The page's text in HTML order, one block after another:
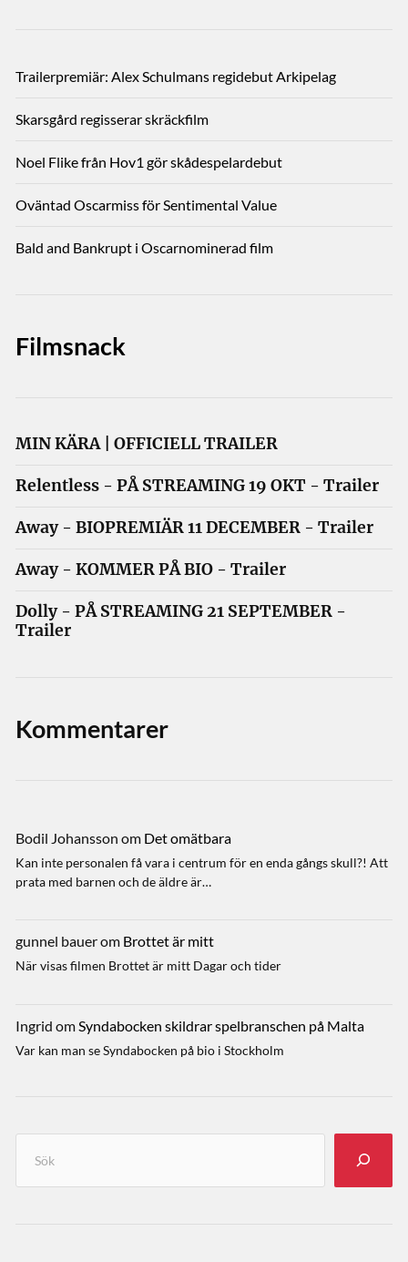
Trailerpremiär: Alex Schulmans regidebut Arkipelag
Skarsgård regisserar skräckfilm
Noel Flike från Hov1 gör skådespelardebut
Oväntad Oscarmiss för Sentimental Value
Bald and Bankrupt i Oscarnominerad film
Filmsnack
MIN KÄRA | OFFICIELL TRAILER
Relentless - PÅ STREAMING 19 OKT - Trailer
Away - BIOPREMIÄR 11 DECEMBER - Trailer
Away - KOMMER PÅ BIO - Trailer
Dolly - PÅ STREAMING 21 SEPTEMBER -
Trailer
Kommentarer
Bodil Johansson om Det omätbara
Kan inte personalen få vara i centrum för en enda gångs skull?! Att
prata med barnen och de äldre är…
gunnel bauerom Brottet är mitt
När visas filmen Brottet är mitt Dagar och tider
Ingrid omSyndabocken skildrar spelbranschen på Malta
Var kan man se Syndabocken på bio i Stockholm